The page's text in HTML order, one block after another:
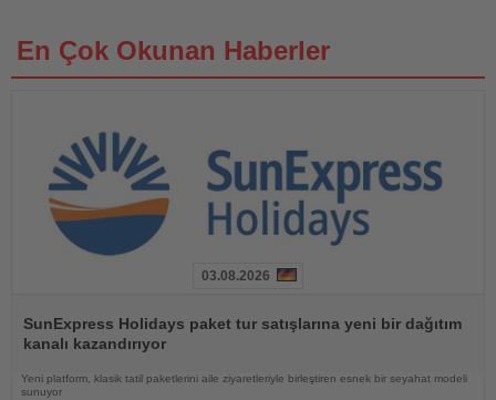
En Çok Okunan Haberler
Oku
03.08.2026
SunExpress Holidays paket tur satışlarına yeni bir dağıtım
kanalı kazandırıyor
Yeni platform, klasik tatil paketlerini aile ziyaretleriyle birleştiren esnek bir seyahat modeli
sunuyor